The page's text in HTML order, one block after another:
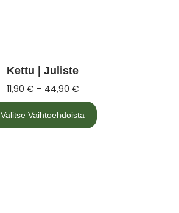
Kettu | Juliste
11,90 € – 44,90 €
Valitse Vaihtoehdoista